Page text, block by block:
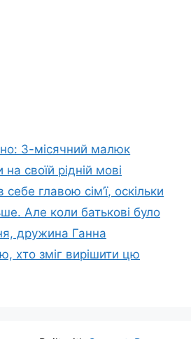
3-місячний малюк
своїй рідній мові
главою сім’ї, оскільки
Але коли батькові було
дружина Ганна
хто зміг вирішити цю